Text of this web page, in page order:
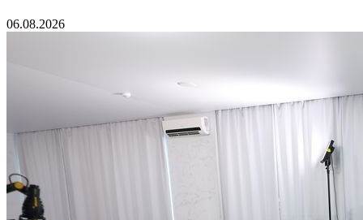
06.08.2026